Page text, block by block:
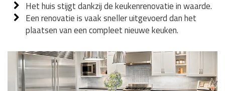
Het huis stijgt dankzij de keukenrenovatie in waarde.
Een renovatie is vaak sneller uitgevoerd dan het
plaatsen van een compleet nieuwe keuken.